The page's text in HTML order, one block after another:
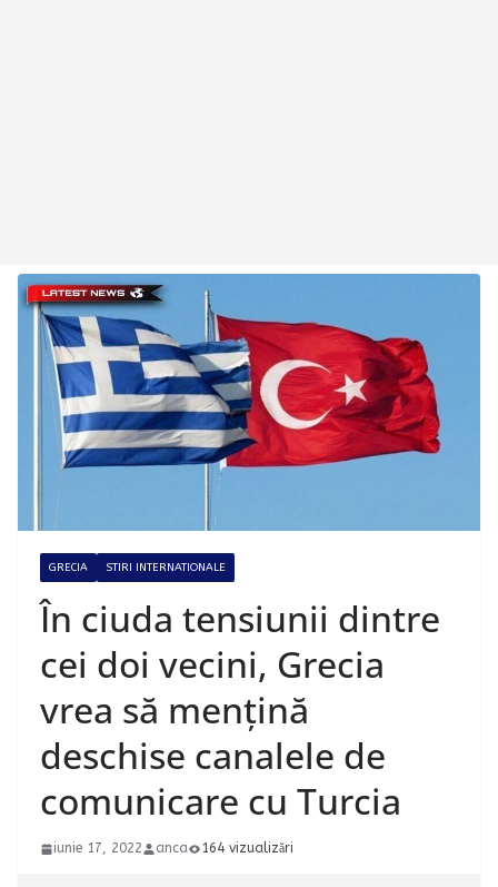
GRECIA STIRI INTERNATIONALE
În ciuda tensiunii dintre
cei doi vecini, Grecia
vrea să mențină
deschise canalele de
comunicare cu Turcia
iunie 17, 2022 anca 164 vizualizări